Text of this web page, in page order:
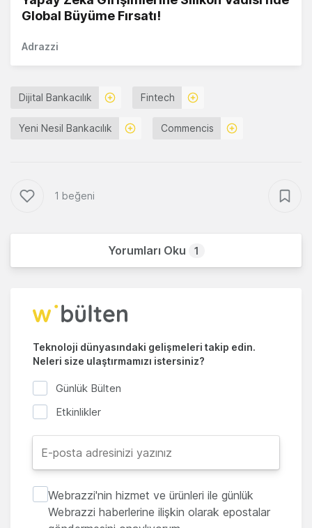
Global Büyüme Fırsatı!
Adrazzi
Dijital Bankacılık Fintech
Yeni Nesil Bankacılık Commencis
1 beğeni
Yorumları Oku 1
Teknoloji dünyasındaki gelişmeleri takip edin.
Neleri size ulaştırmamızı istersiniz?
Günlük Bülten
Etkinlikler
Webrazzi'nin hizmet ve ürünleri ile günlük
Webrazzi haberlerine ilişkin olarak epostalar